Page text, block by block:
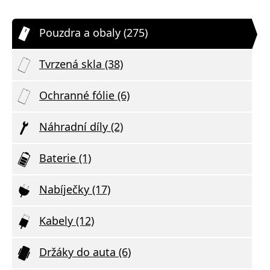
Pouzdra a obaly (275)
Tvrzená skla (38)
Ochranné fólie (6)
Náhradní díly (2)
Baterie (1)
Nabíječky (17)
Kabely (12)
Držáky do auta (6)